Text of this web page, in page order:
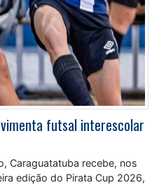
futsal interescolar
Caraguatatuba recebe, nos
edição do Pirata Cup 2026,